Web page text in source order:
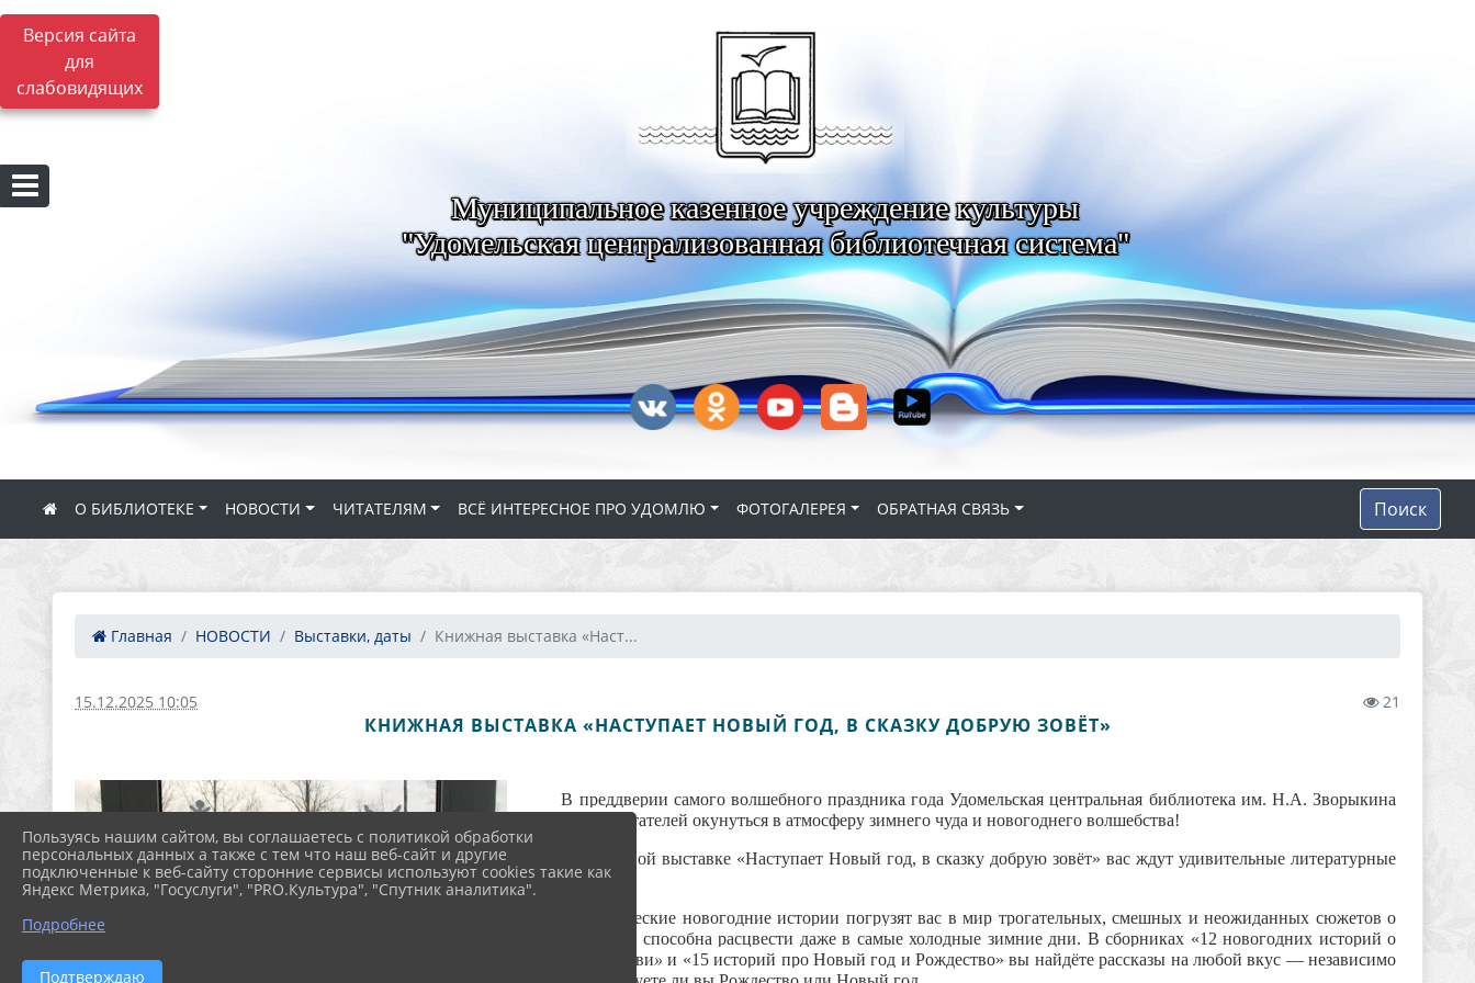
Версия сайта
для
слабовидящих
Муниципальное казенное учреждение культуры
"Удомельская централизованная библиотечная система"
О БИБЛИОТЕКЕ НОВОСТИ ЧИТАТЕЛЯМ ВСЁ ИНТЕРЕСНОЕ ПРО УДОМЛЮ ФОТОГАЛЕРЕЯ ОБРАТНАЯ СВЯЗЬ Поиск
Главная НОВОСТИ Выставки, даты Книжная выставка «Наст...
15.12.2025 10:05 21
КНИЖНАЯ ВЫСТАВКА «НАСТУПАЕТ НОВЫЙ ГОД, В СКАЗКУ ДОБРУЮ ЗОВЁТ»
В преддверии самого волшебного праздника года Удомельская центральная библиотека им. Н.А. Зворыкина
приглашает читателей окунуться в атмосферу зимнего чуда и новогоднего волшебства!
На книжной выставке «Наступает Новый год, в сказку добрую зовёт» вас ждут удивительные литературные
открытия.
Романтические новогодние истории погрузят вас в мир трогательных, смешных и неожиданных сюжетов о
любви, которая способна расцвести даже в самые холодные зимние дни. В сборниках «12 новогодних историй о
настоящей любви» и «15 историй про Новый год и Рождество» вы найдёте рассказы на любой вкус — независимо
Пользуясь нашим сайтом, вы соглашаетесь с политикой обработки
персональных данных а также с тем что наш веб-сайт и другие
подключенные к веб-сайту сторонние сервисы используют cookies такие как
Яндекс Метрика, "Госуслуги", "PRO.Культура", "Спутник аналитика".
Подробнее
Подтверждаю